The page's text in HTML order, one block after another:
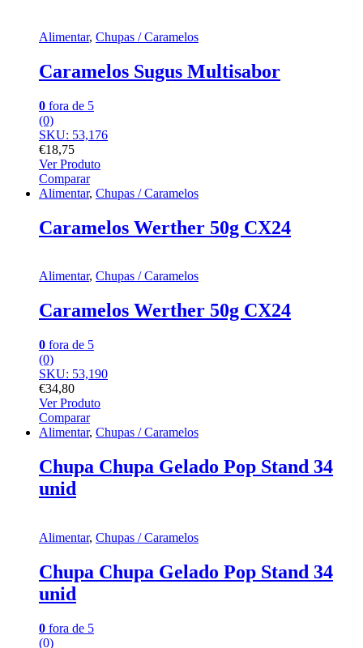
Alimentar, Chupas / Caramelos
Caramelos Sugus Multisabor
0 fora de 5
(0)
SKU: 53,176
€18,75
Ver Produto
Comparar
Alimentar, Chupas / Caramelos
Caramelos Werther 50g CX24
Alimentar, Chupas / Caramelos
Caramelos Werther 50g CX24
0 fora de 5
(0)
SKU: 53,190
€34,80
Ver Produto
Comparar
Alimentar, Chupas / Caramelos
Chupa Chupa Gelado Pop Stand 34
unid
Alimentar, Chupas / Caramelos
Chupa Chupa Gelado Pop Stand 34
unid
0 fora de 5
(0)